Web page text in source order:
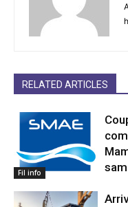
RELATED ARTICLES
Fil info